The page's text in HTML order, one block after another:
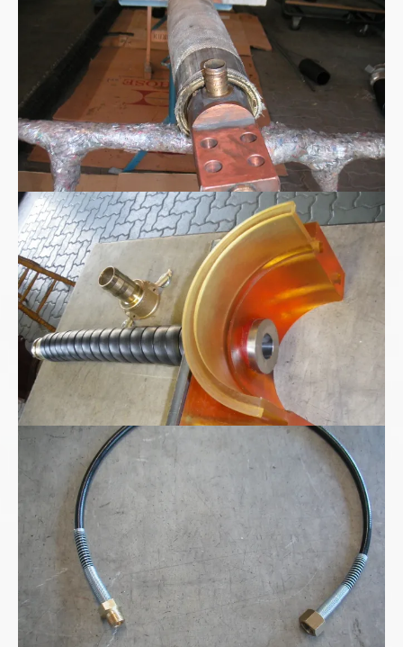
Polyurethan Spritzgussteil
Kohlensäure - CO2 Hochdruckschlauchleitung